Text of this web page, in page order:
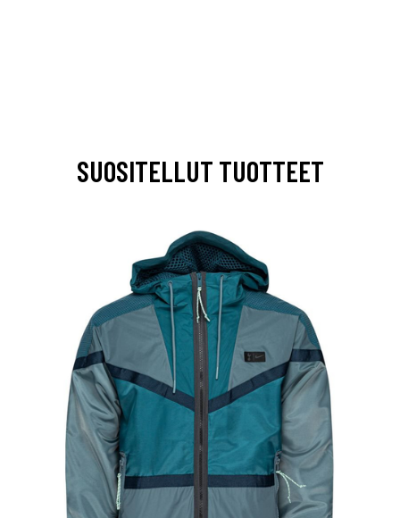
SUOSITELLUT TUOTTEET